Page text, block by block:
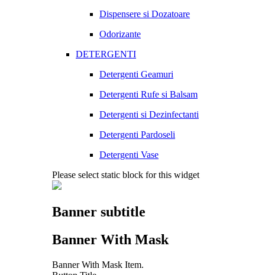
Dispensere si Dozatoare
Odorizante
DETERGENTI
Detergenti Geamuri
Detergenti Rufe si Balsam
Detergenti si Dezinfectanti
Detergenti Pardoseli
Detergenti Vase
Please select static block for this widget
Banner subtitle
Banner With Mask
Banner With Mask Item.